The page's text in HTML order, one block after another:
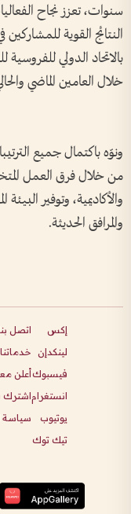
سنوات، تعزز نجاح
النتائج القوية للمشاركين
بالاتحاد الدولي
خلال العامين الماضي
ونوّه باكتمال جميع
من خلال فرق العمل
والأكاديمية، وتوفير
والمرافق الحديثة.
إكس
لينكدإن
فيسبوك
انستغرام
يوتيوب
تيك توك
اتصل
خدماتنا
أعلن
اشترك
سياسة